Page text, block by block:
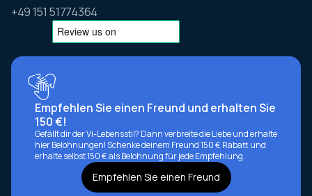
+49 151 51774364
Empfehlen Sie einen Freund und erhalten Sie
150 €!
Gefällt dir der Vi-Lebensstil? Dann verbreite die Liebe und erhalte
hier Belohnungen! Schenke deinem Freund 150 € Rabatt und
erhalte selbst 150 € als Belohnung für jede Empfehlung.
Empfehlen Sie einen Freund